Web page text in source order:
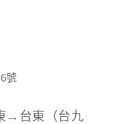
號
→台東（台九